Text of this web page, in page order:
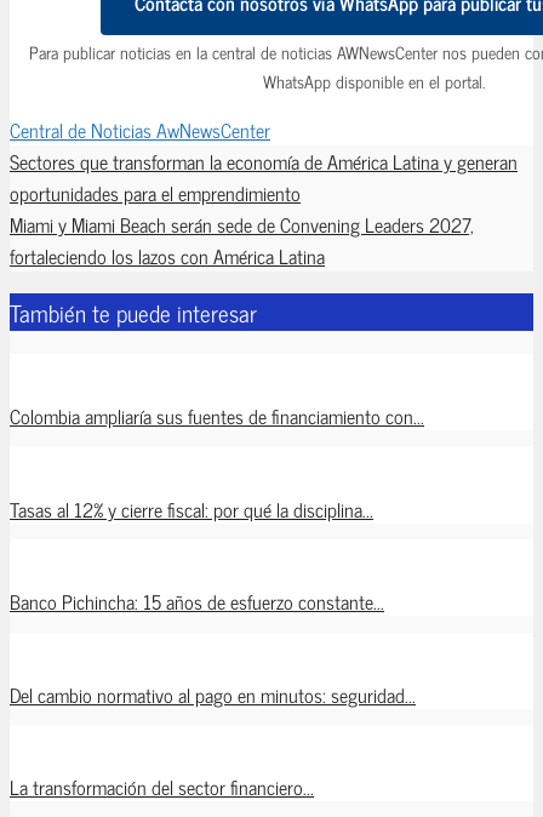
Para publicar noticias en la central de noticias AWNewsCenter nos pueden
WhatsApp disponible en el portal.
Central de Noticias AwNewsCenter
Sectores que transforman la economía de América Latina y generan
oportunidades para el emprendimiento
Miami y Miami Beach serán sede de Convening Leaders 2027,
fortaleciendo los lazos con América Latina
También te puede interesar
Colombia ampliaría sus fuentes de financiamiento con...
Tasas al 12% y cierre fiscal: por qué la disciplina...
Banco Pichincha: 15 años de esfuerzo constante...
Del cambio normativo al pago en minutos: seguridad...
La transformación del sector financiero...